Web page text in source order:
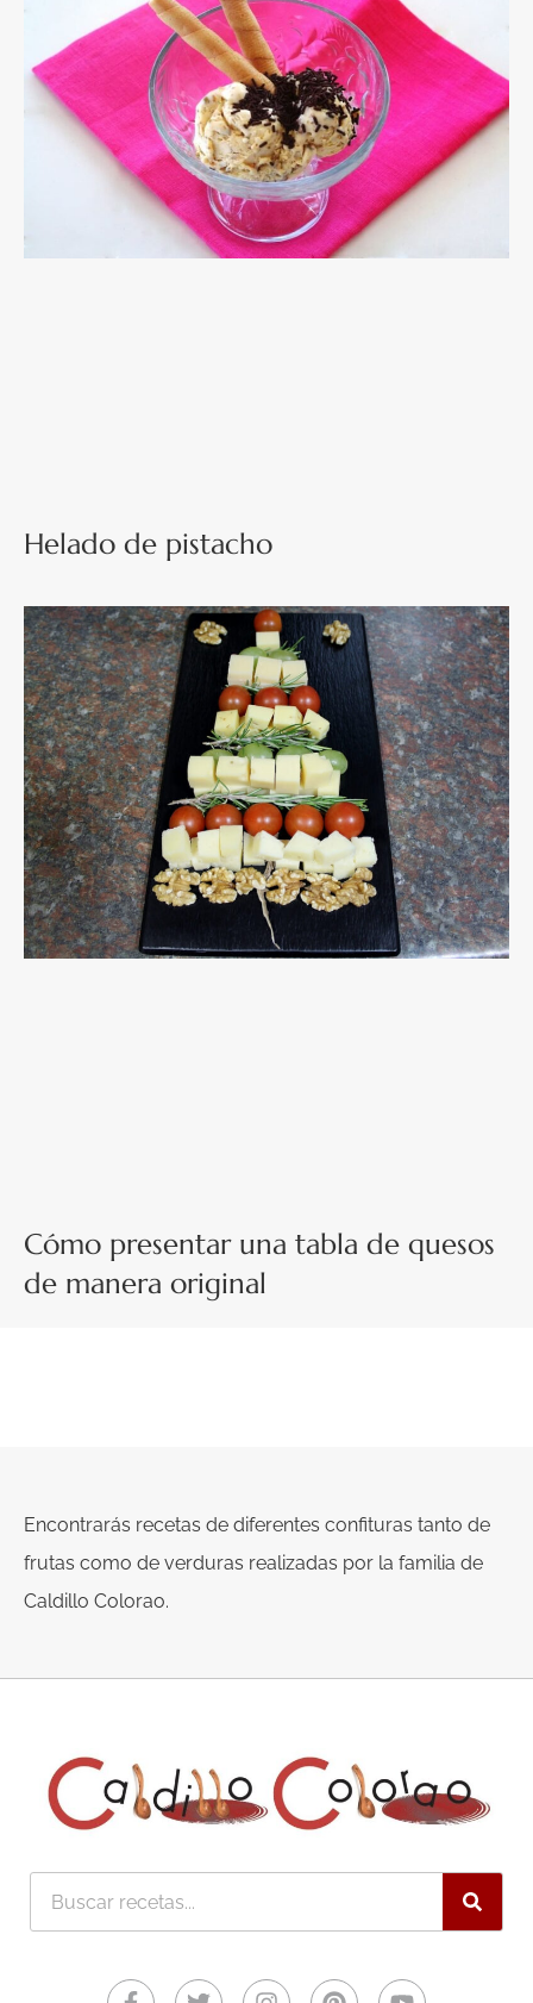
Helado de pistacho
Cómo presentar una tabla de quesos
de manera original
Encontrarás recetas de diferentes confituras tanto de
frutas como de verduras realizadas por la familia de
Caldillo Colorao.
Buscar
f